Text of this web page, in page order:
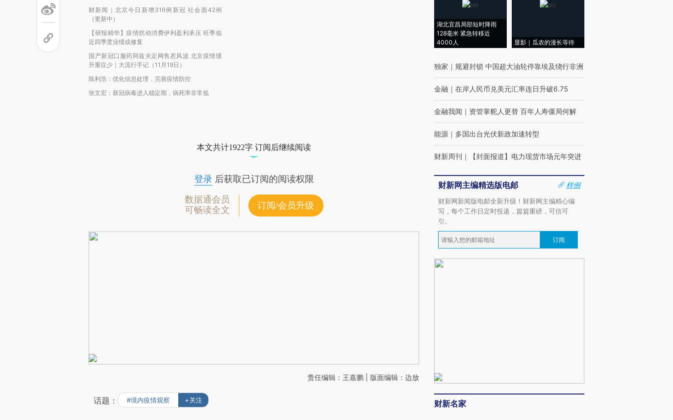
财新闻｜北京今日新增316例新冠 社会面42例
（更新中）
【研报精华】疫情扰动消费伊利盈利承压 旺季临
近四季度业绩或修复
国产新冠口服药阿兹夫定网售惹风波 北京疫情缓
升重症少｜大流行手记（11月19日）
陈利浩：优化信息处理，完善疫情防控
张文宏：新冠病毒进入稳定期，病死率非常低
本文共计1922字 订阅后继续阅读
登录后获取已订阅的阅读权限
数据通会员
可畅读全文
订阅/会员升级
责任编辑：王嘉鹏 | 版面编辑：边放
话题： #境内疫情观察 +关注
湖北宜昌局部短时降雨
128毫米 紧急转移近
4000人
显影｜瓜农的漫长等待
独家 ｜ 规避封锁 中国超大油轮停靠埃及绕行非洲
金融 ｜ 在岸人民币兑美元汇率连日升破6.75
金融我闻 ｜ 资管掌舵人更替 百年人寿僵局何解
能源 ｜ 多国出台光伏新政加速转型
财新周刊 ｜ 【封面报道】电力现货市场元年突进
财新网主编精选版电邮
样例
财新网新闻版电邮全新升级！财新网主编精心编
写，每个工作日定时投递，篇篇重磅，可信可
引。
订阅
财新名家